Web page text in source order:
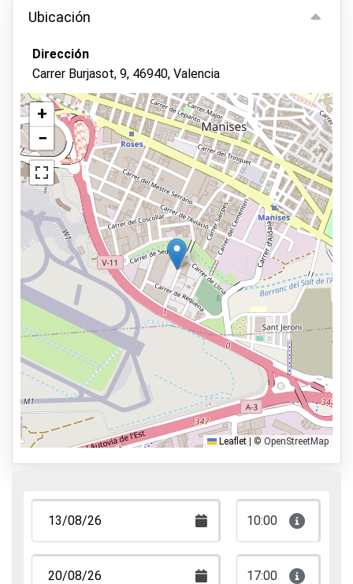
Aparcamiento interior
Sin entrega de llaves
Guardia de seguridad en el recinto
Cámara de video-vigilancia
Asfalto o pavimento
Lavado de vehículos
Servicios
Abierto las 24 horas del día.
Reservar con antelación
1,5km al aeropuerto
Tipos de parking
Servicio de traslado
Servicio de aparcacoches
Aparca y anda
Aparca, duerme y vuela
Ubicación
Dirección
Carrer Burjasot, 9, 46940, Valencia
Ver en el mapa
+
−
Leaflet © OpenStreetMap
10:00
17:00